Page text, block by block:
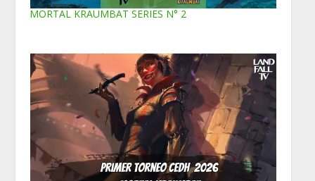
MORTAL KRAUMBAT SERIES N° 2